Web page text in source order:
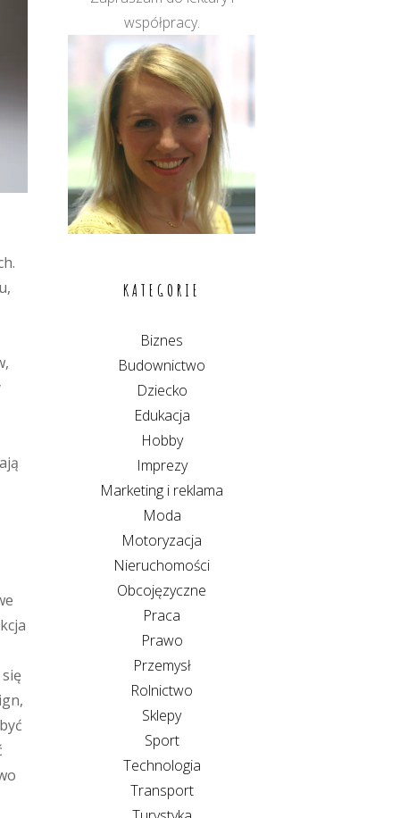
współpracy.
KATEGORIE
Biznes
Budownictwo
Dziecko
Edukacja
Hobby
Imprezy
Marketing i reklama
Moda
Motoryzacja
Nieruchomości
Obcojęzyczne
Praca
Prawo
Przemysł
Rolnictwo
Sklepy
Sport
Technologia
Transport